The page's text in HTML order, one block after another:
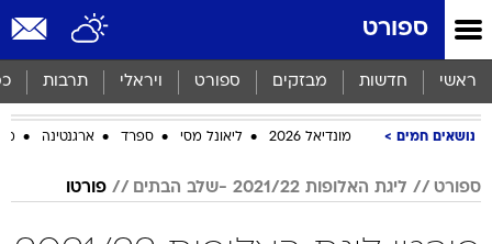
ספורט
ראשי חדשות מבזקים ספורט ויראלי תרבות
נושאים חמים מונדיאל 2026 ליאונל מסי ספרד ארגנטינה
ספורט ליגת האלופות 2021/22 -שלב הבתים פורטו